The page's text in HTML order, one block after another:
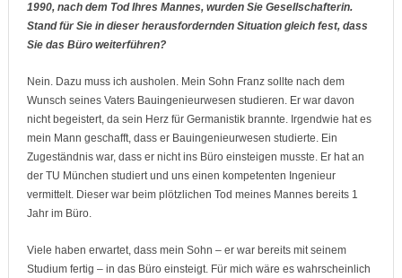
1990, nach dem Tod Ihres Mannes, wurden Sie Gesellschafterin.
Stand für Sie in dieser herausfordernden Situation gleich fest, dass
Sie das Büro weiterführen?
Nein. Dazu muss ich ausholen. Mein Sohn Franz sollte nach dem
Wunsch seines Vaters Bauingenieurwesen studieren. Er war davon
nicht begeistert, da sein Herz für Germanistik brannte. Irgendwie hat es
mein Mann geschafft, dass er Bauingenieurwesen studierte. Ein
Zugeständnis war, dass er nicht ins Büro einsteigen musste. Er hat an
der TU München studiert und uns einen kompetenten Ingenieur
vermittelt. Dieser war beim plötzlichen Tod meines Mannes bereits 1
Jahr im Büro.
Viele haben erwartet, dass mein Sohn – er war bereits mit seinem
Studium fertig – in das Büro einsteigt. Für mich wäre es wahrscheinlich